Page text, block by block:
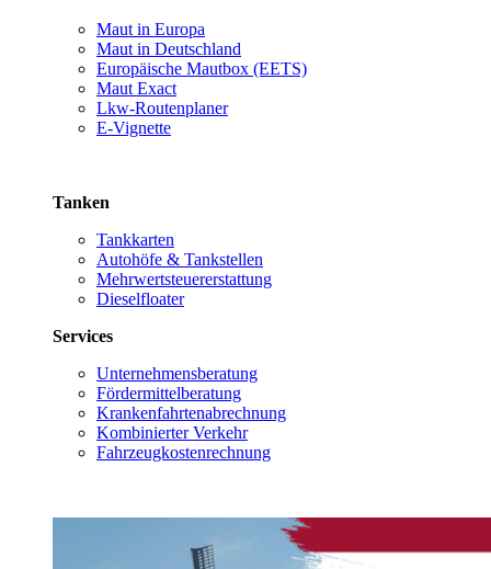
Maut in Europa
Maut in Deutschland
Europäische Mautbox (EETS)
Maut Exact
Lkw-Routenplaner
E-Vignette
Tanken
Tankkarten
Autohöfe & Tankstellen
Mehrwertsteuererstattung
Dieselfloater
Services
Unternehmensberatung
Fördermittelberatung
Krankenfahrtenabrechnung
Kombinierter Verkehr
Fahrzeugkostenrechnung